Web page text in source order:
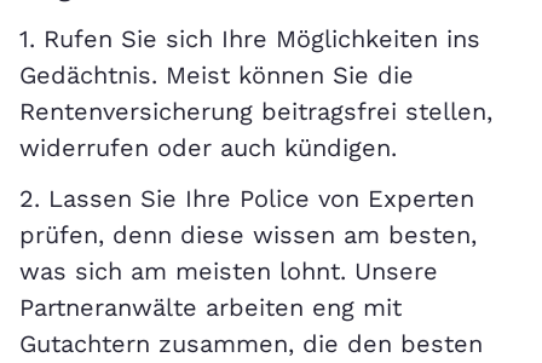
1. Rufen Sie sich Ihre Möglichkeiten ins
Gedächtnis. Meist können Sie die
Rentenversicherung beitragsfrei stellen,
widerrufen oder auch kündigen.
2. Lassen Sie Ihre Police von Experten
prüfen, denn diese wissen am besten,
was sich am meisten lohnt. Unsere
Partneranwälte arbeiten eng mit
Gutachtern zusammen, die den besten